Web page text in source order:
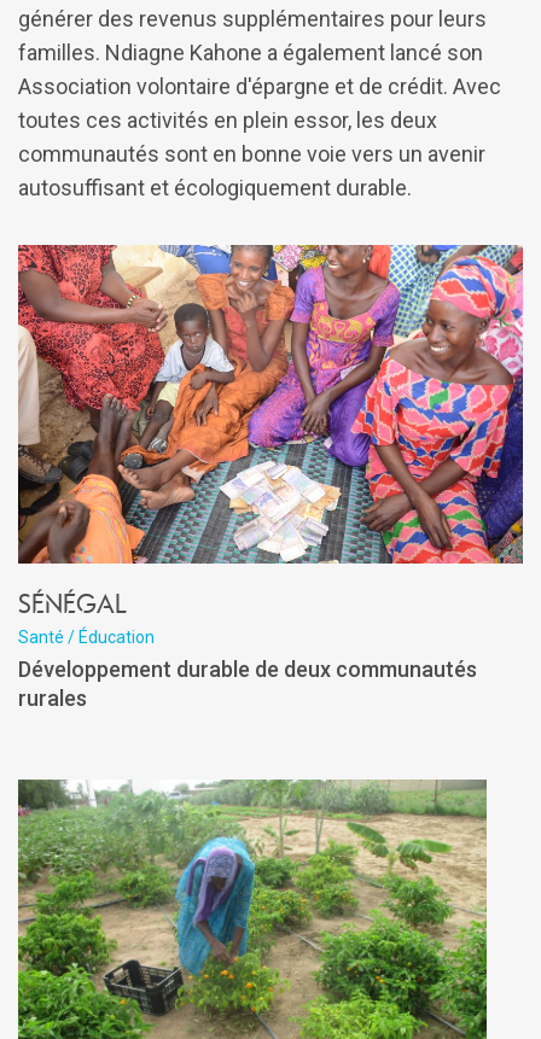
générer des revenus supplémentaires pour leurs
familles. Ndiagne Kahone a également lancé son
Association volontaire d'épargne et de crédit. Avec
toutes ces activités en plein essor, les deux
communautés sont en bonne voie vers un avenir
autosuffisant et écologiquement durable.
Sénégal
Santé / Éducation
Développement durable de deux communautés
rurales